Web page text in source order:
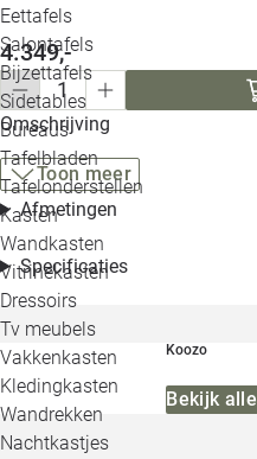
Eettafels
Salontafels
Bijzettafels
Sidetables
Bureaus
Tafelbladen
Tafelonderstellen
Kasten
Wandkasten
Vitrinekasten
Dressoirs
Tv meubels
Vakkenkasten
Kledingkasten
Wandrekken
Nachtkastjes
4.349,-
Omschrijving
Toon meer
Afmetingen
Specificaties
Koozo
Bekijk